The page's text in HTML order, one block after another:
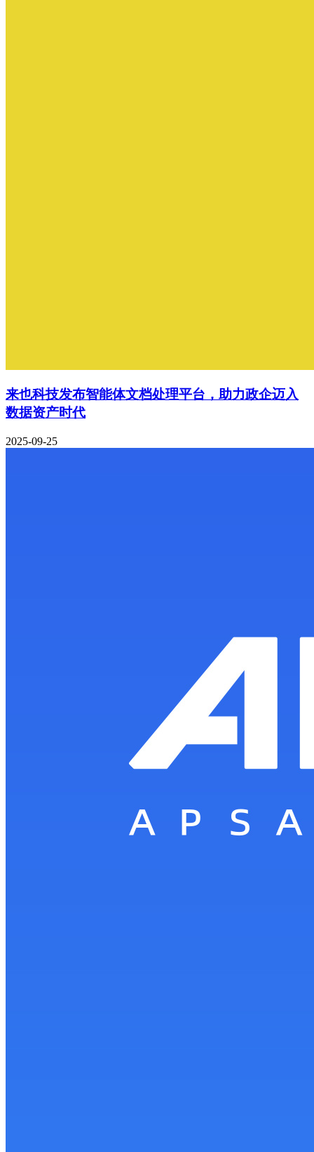
来也科技发布智能体文档处理平台，助力政企迈入
数据资产时代
2025-09-25